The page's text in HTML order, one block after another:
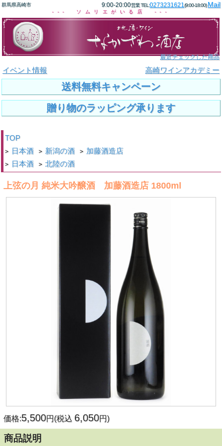
群馬県高崎市 9:00-20:00営業 TEL:0273231621(9:00-18:00)Mail
--- ソムリエがいる店 ---
最近チェックした商品
イベント情報 高崎ワインアカデミー
送料無料キャンペーン
贈り物のラッピング承ります
TOP
> 日本酒 > 新潟の酒 > 加藤酒造店
> 日本酒 > 北陸の酒
上弦の月 純米大吟醸酒 加藤酒造店 1800ml
価格:5,500円(税込 6,050円)
商品説明